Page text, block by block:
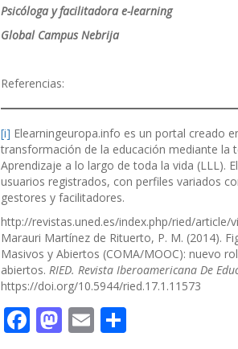
Psicóloga y facilitadora e-learning
Global Campus Nebrija
Referencias:
[i] Elearningeuropa.info es un portal creado
transformación de la educación mediante la
Aprendizaje a lo largo de toda la vida (LLL).
usuarios registrados, con perfiles variados
gestores y facilitadores.
http://revistas.uned.es/index.php/ried/article/
Marauri Martínez de Rituerto, P. M. (2014).
Masivos y Abiertos (COMA/MOOC): nuevo
abiertos. RIED. Revista Iberoamericana De
https://doi.org/10.5944/ried.17.1.11573
F M E